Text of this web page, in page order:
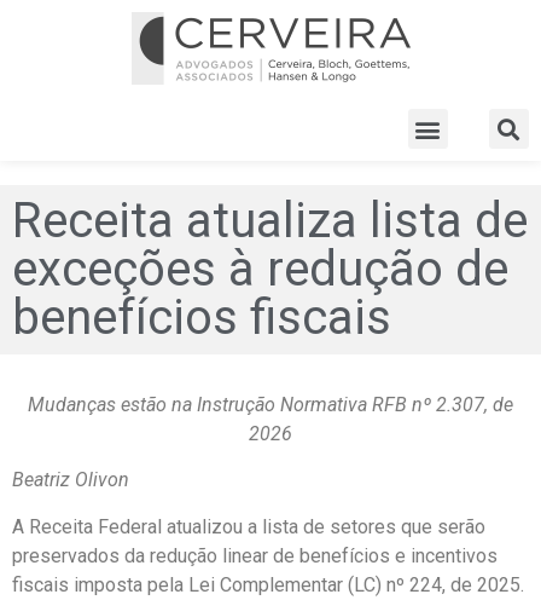
Receita atualiza lista de
exceções à redução de
benefícios fiscais
Mudanças estão na Instrução Normativa RFB nº 2.307, de
2026
Beatriz Olivon
A Receita Federal atualizou a lista de setores que serão
preservados da redução linear de benefícios e incentivos
fiscais imposta pela Lei Complementar (LC) nº 224, de 2025.